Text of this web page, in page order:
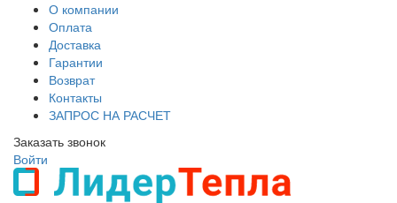
О компании
Оплата
Доставка
Гарантии
Возврат
Контакты
ЗАПРОС НА РАСЧЕТ
Заказать звонок
Войти